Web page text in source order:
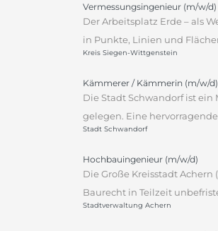
Vermessungsingenieur (m/w/d)
Der Arbeitsplatz Erde – als
in Punkte, Linien und
Kreis Siegen-Wittgenstein
Kämmerer / Kämmerin (m/w/d)
Die Stadt Schwandorf ist
gelegen. Eine
Stadt Schwandorf
Hochbauingenieur (m/w/d)
Die Große Kreisstadt
Baurecht in Teilzeit
Stadtverwaltung Achern